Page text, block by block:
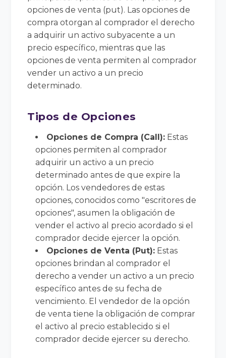
opciones de venta (put). Las opciones de
compra otorgan al comprador el derecho
a adquirir un activo subyacente a un
precio específico, mientras que las
opciones de venta permiten al comprador
vender un activo a un precio
determinado.
Tipos de Opciones
Opciones de Compra (Call): Estas
opciones permiten al comprador
adquirir un activo a un precio
determinado antes de que expire la
opción. Los vendedores de estas
opciones, conocidos como "escritores de
opciones", asumen la obligación de
vender el activo al precio acordado si el
comprador decide ejercer la opción.
Opciones de Venta (Put): Estas
opciones brindan al comprador el
derecho a vender un activo a un precio
específico antes de su fecha de
vencimiento. El vendedor de la opción
de venta tiene la obligación de comprar
el activo al precio establecido si el
comprador decide ejercer su derecho.